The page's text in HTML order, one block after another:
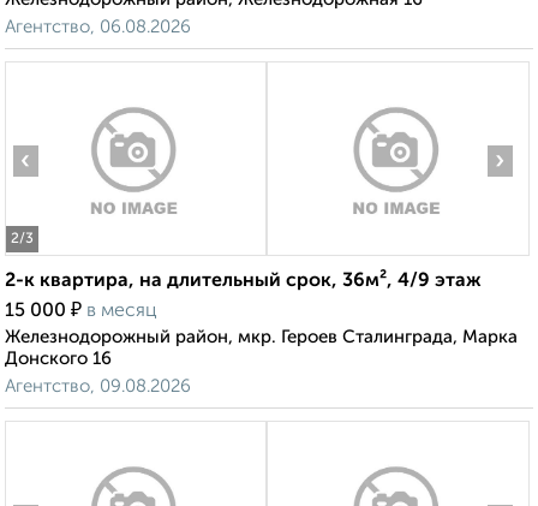
Агентство, 06.08.2026
2/3
‹ ›
2-к квартира, на длительный срок, 36м², 4/9 этаж
15 000 ₽ в месяц
Железнодорожный район, мкр. Героев Сталинграда, Марка
Донского 16
Агентство, 09.08.2026